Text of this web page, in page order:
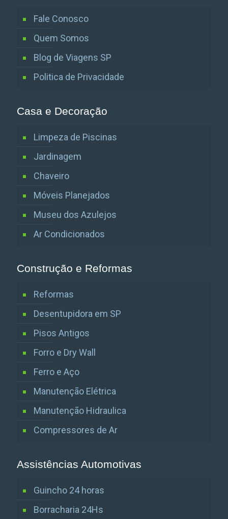
Fale Conosco
Quem Somos
Blog de Viagens SP
Politica de Privacidade
Casa e Decoração
Limpeza de Piscinas
Jardinagem
Chaveiro
Móveis Planejados
Museu dos Azulejos
Ar Condicionados
Construção e Reformas
Reformas
Desentupidora em SP
Pisos Antigos
Forro e Dry Wall
Ferro e Aço
Manutenção Elétrica
Manutenção Hidraulica
Compressores de Ar
Assistências Automotivas
Guincho 24 horas
Borracharia 24Hs